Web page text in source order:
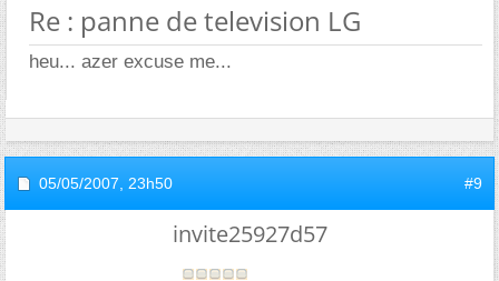
Re : panne de television LG
heu... azer excuse me...
05/05/2007, 23h50 #9
invite25927d57